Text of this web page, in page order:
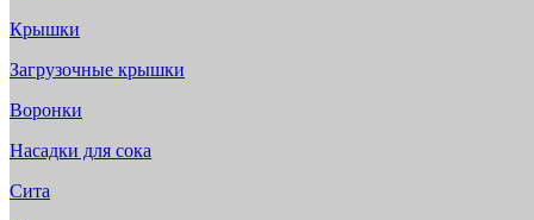
Крышки
Загрузочные крышки
Воронки
Насадки для сока
Сита